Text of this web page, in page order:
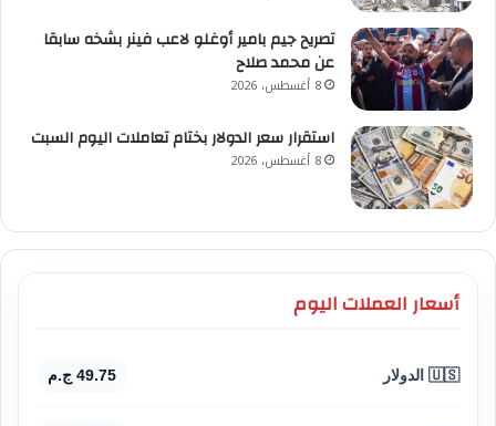
تصريح جيم بامير أوغلو لاعب فينر بشخه سابقا
عن محمد صلاح
8 أغسطس، 2026
استقرار سعر الدولار بختام تعاملات اليوم السبت
8 أغسطس، 2026
أسعار العملات اليوم
🇺🇸 الدولار 49.75 ج.م